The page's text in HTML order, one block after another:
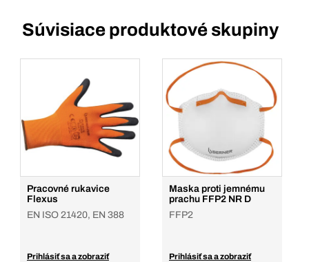
Súvisiace produktové skupiny
Pracovné rukavice
Flexus
EN ISO 21420, EN 388
Prihlásiť sa a zobraziť
Maska proti jemnému
prachu FFP2 NR D
FFP2
Prihlásiť sa a zobraziť